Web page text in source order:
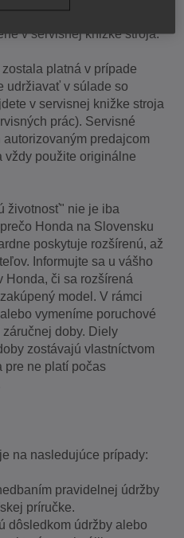
v servisnej knižke stroja.
platná v prípade
udržiavať v súlade so
v servisnej knižke stroja
prác). Servisné
predajcom
vždy použite originálne
životnosť" nie je iba
Honda na Slovensku
poskytuje rozšírenú, až
Informujte sa u vášho
Honda, či sa rozšírená
model. V rámci
vymeníme poruchové
doby. Diely
zostávajú vlastníctvom
pre ne platí počas
na nasledujúce prípady:
pravidelnej údržby
príručke.
dôsledkom údržby alebo